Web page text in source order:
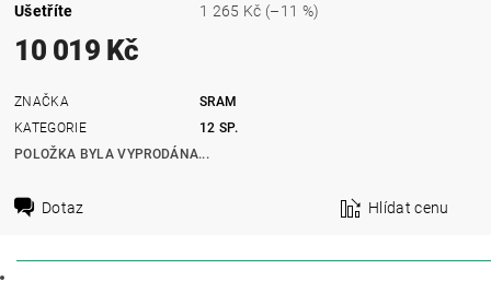
Ušetříte
1 265 Kč (–11 %)
10 019 Kč
ZNAČKA
SRAM
KATEGORIE
12 SP.
POLOŽKA BYLA VYPRODÁNA...
Dotaz Hlídat cenu